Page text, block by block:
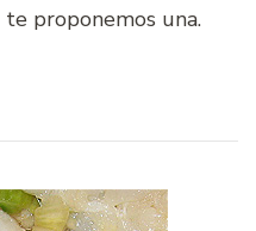
proponemos una.